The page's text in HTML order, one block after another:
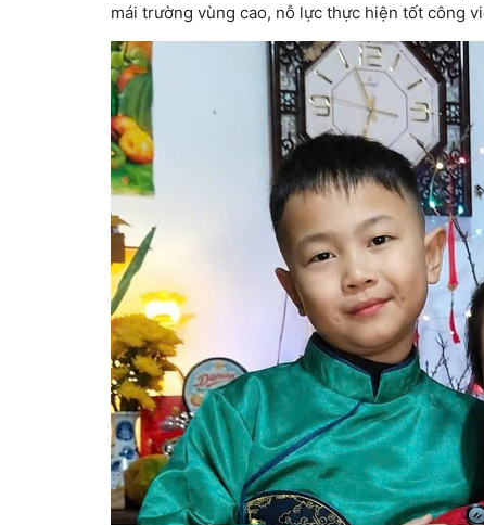
mái trường vùng cao, nỗ lực thực hiện tốt công